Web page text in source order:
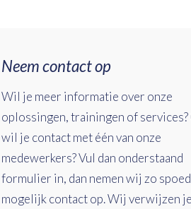
Neem contact op
Wil je meer informatie over onze
oplossingen, trainingen of
wil je contact met één van onze
medewerkers? Vul dan onderstaand
formulier in, dan nemen wij zo
mogelijk contact op. Wij verwijzen